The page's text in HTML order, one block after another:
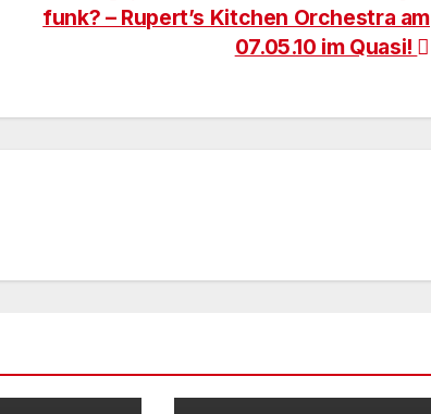
funk? – Rupert’s Kitchen Orchestra am
07.05.10 im Quasi!